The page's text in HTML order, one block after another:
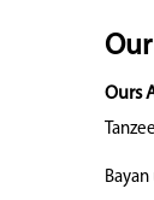
Ours